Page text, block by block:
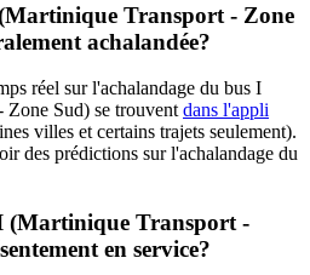
Transport - Zone
achalandée?
réel sur l'achalandage du bus I
Sud) se trouvent dans l'appli
villes et certains trajets seulement).
des prédictions sur l'achalandage du
(Martinique Transport -
en service?